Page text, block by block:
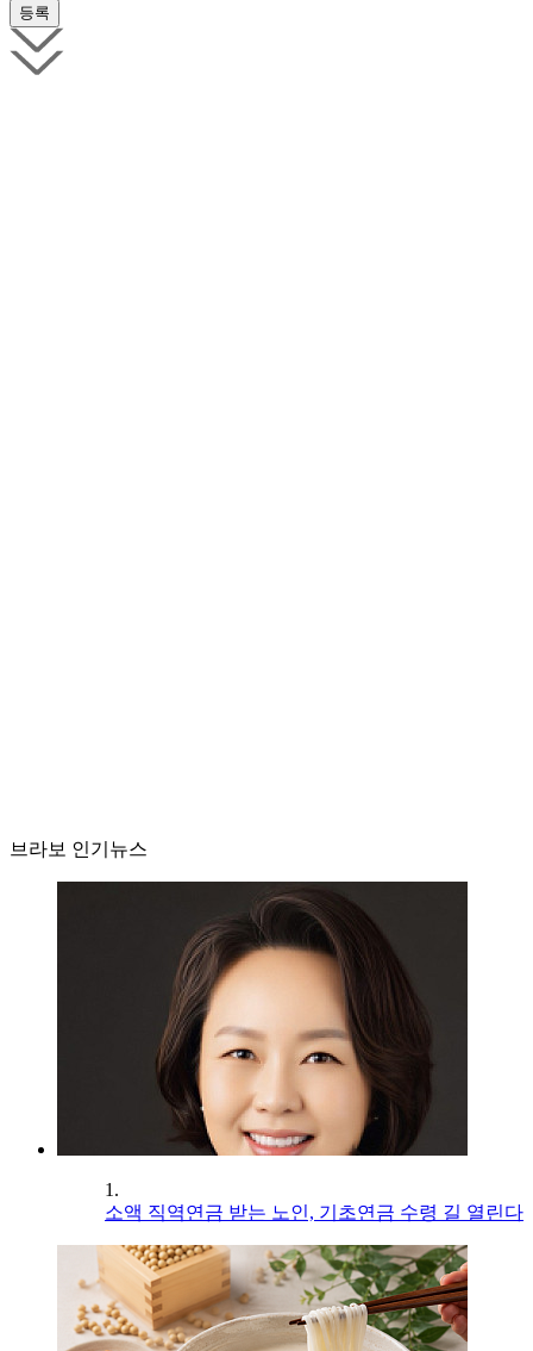
브라보 인기뉴스
1.
소액 직역연금 받는 노인, 기초연금 수령 길 열린다